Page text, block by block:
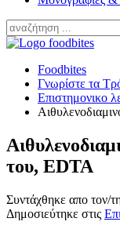
Foodbites
Γνωρίστε τα
Επιστημονικο
του, EDTA
Συντάχθηκε απο τον/
Δημοσιεύτηκε στις